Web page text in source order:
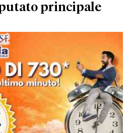
principale